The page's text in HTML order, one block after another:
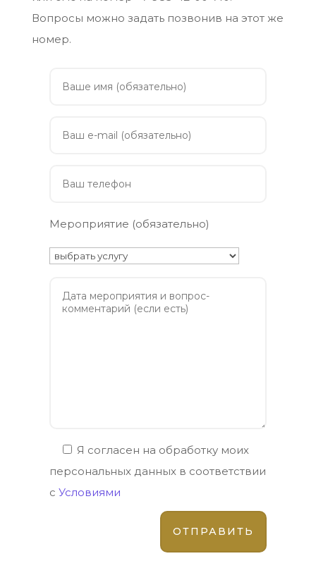
Вопросы можно задать позвонив на этот же
номер.
Мероприятие (обязательно)
Я согласен на обработку моих
персональных данных в соответствии
с Условиями